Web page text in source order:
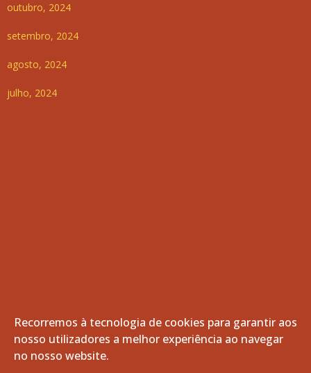
outubro, 2024
setembro, 2024
agosto, 2024
julho, 2024
© 2026 Freguesia de Vila de Frades. Todos os direitos
reservados.
Recorremos à tecnologia de cookies para garantir aos
nosso utilizadores a melhor experiência ao navegar
no nosso website.